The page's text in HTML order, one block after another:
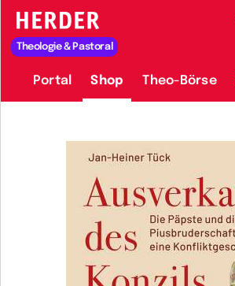
HERDER-MENÜ
Theologie & Pastoral
Portal Shop Theo-Börse